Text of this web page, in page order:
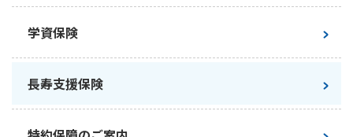
女性：2,212,800円
つなぐ幸せ
学資保険
長寿支援保険